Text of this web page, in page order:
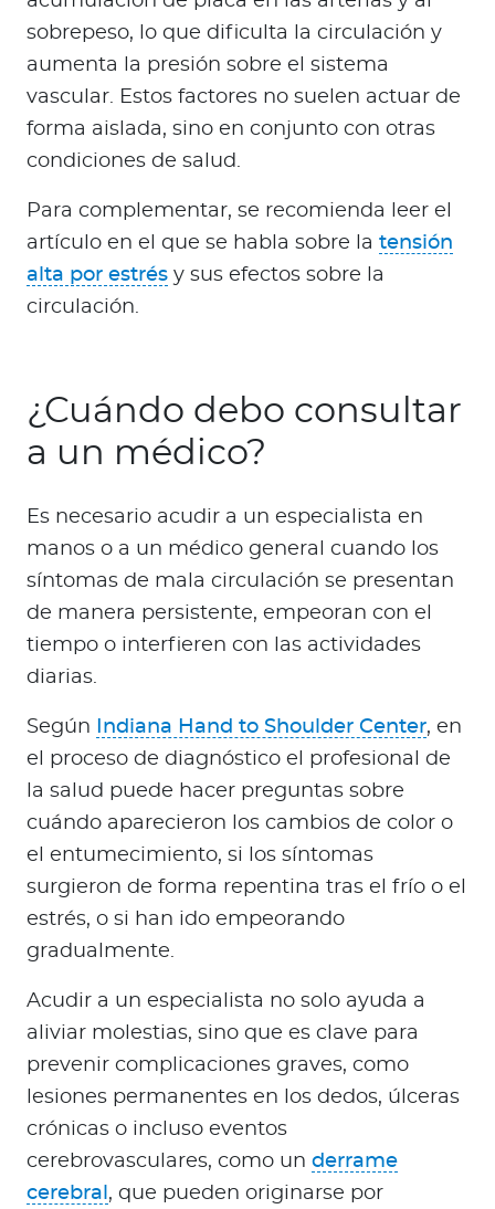
sobrepeso, lo que dificulta la circulación y
aumenta la presión sobre el sistema
vascular. Estos factores no suelen actuar de
forma aislada, sino en conjunto con otras
condiciones de salud.
Para complementar, se recomienda leer el
artículo en el que se habla sobre la tensión
alta por estrés y sus efectos sobre la
circulación.
¿Cuándo debo consultar
a un médico?
Es necesario acudir a un especialista en
manos o a un médico general cuando los
síntomas de mala circulación se presentan
de manera persistente, empeoran con el
tiempo o interfieren con las actividades
diarias.
Según Indiana Hand to Shoulder Center, en
el proceso de diagnóstico el profesional de
la salud puede hacer preguntas sobre
cuándo aparecieron los cambios de color o
el entumecimiento, si los síntomas
surgieron de forma repentina tras el frío o el
estrés, o si han ido empeorando
gradualmente.
Acudir a un especialista no solo ayuda a
aliviar molestias, sino que es clave para
prevenir complicaciones graves, como
lesiones permanentes en los dedos, úlceras
crónicas o incluso eventos
cerebrovasculares, como un derrame
cerebral , que pueden originarse por